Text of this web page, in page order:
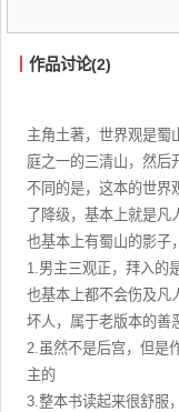
作品讨论(2)
主角土著，世界观是蜀
庭之一的三清山，然后
不同的是，这本的世界
了降级，基本上就是
也基本上有蜀山的影子
1.男主三观正，拜入的
也基本上都不会伤及凡
坏人，属于老版本的善
2.虽然不是后宫，但是
主的
3.整本书读起来很舒服